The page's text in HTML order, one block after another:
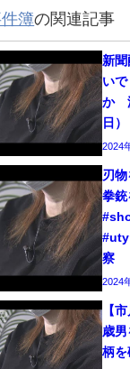
簿の関連記事
新
い
か
日）
2024
刃
拳銃
#uty
察
2024
【
歳
柄